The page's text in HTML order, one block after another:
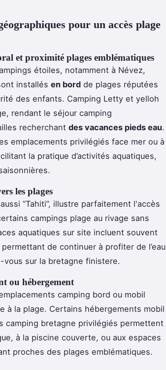
pour un accès plage
et proximité plages emblématiques
étoiles, notamment à Névez,
installés en bord de plages réputées
des enfants. Camping Letty et yelloh
rendant le séjour camping
recherchant des vacances pieds eau.
emplacements privilégiés face mer ou à
la pratique d’activités aquatiques,
les plages
“Tahiti”, illustre parfaitement l'accès
campings plage au rivage sans
aquatiques sur site incluent souvent
de continuer à profiter de l’eau
vous sur la bretagne finistere.
ou hébergement
camping bord ou mobil
à la plage. Certains hébergements mobil
camping bretagne privilégiés permettent
à la piscine couverte, ou aux espaces
proches des plages emblématiques.